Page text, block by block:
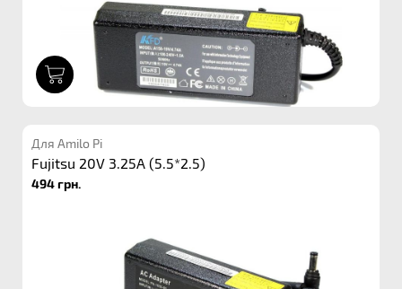
Для Amilo Pi
Fujitsu 20V 3.25A (5.5*2.5)
494 грн.